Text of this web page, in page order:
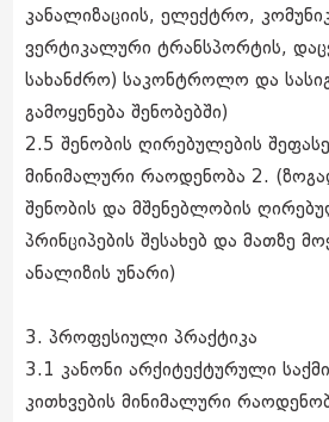
კანალიზაციის, ელექტრო,
ვერტიკალური ტრანსპორტის,
სახანძრო) საკონტროლო და
გამოყენება შენობებში)
2.5 შენობის ღირებულების
მინიმალური რაოდენობა 2.
შენობის და მშენებლობის
პრინციპების შესახებ და მათზე
ანალიზის უნარი)
3. პროფესიული პრაქტიკა
3.1 კანონი არქიტექტურული
კითხვების მინიმალური